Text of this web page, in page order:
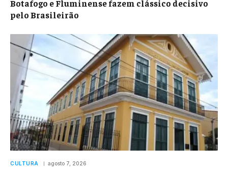
Botafogo e Fluminense fazem clássico decisivo
pelo Brasileirão
CULTURA agosto 7, 2026